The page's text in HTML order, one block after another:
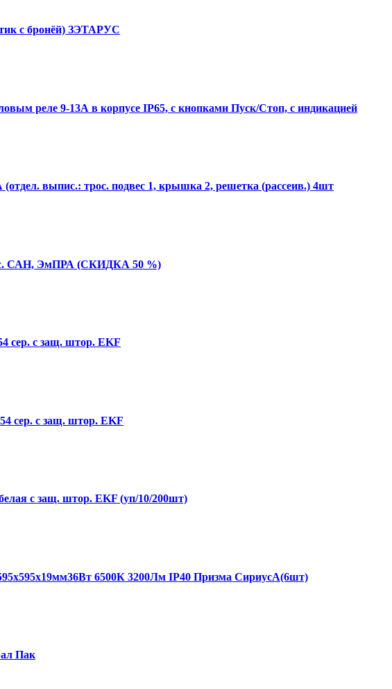
с бронёй) ЗЭТАРУС
реле 9-13А в корпусе IP65, с кнопками Пуск/Стоп, с индикацией
выпис.: трос. подвес 1, крышка 2, решетка (рассеив.) 4шт
САН, ЭмПРА (СКИДКА 50 %)
сер. с защ. штор. EKF
сер. с защ. штор. EKF
с защ. штор. EKF (уп/10/200шт)
6500К 3200Лм IP40 Призма СириусА(6шт)
Пак